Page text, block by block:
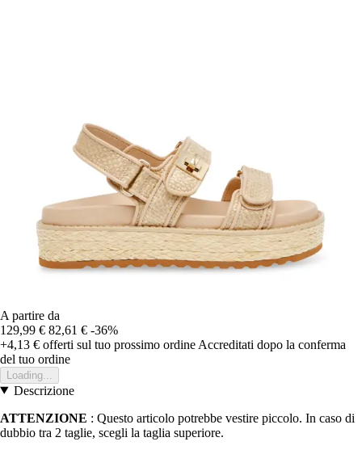
A partire da
129,99 € 82,61 € -36%
+4,13 € offerti sul tuo prossimo ordine Accreditati dopo la conferma
del tuo ordine
Loading...
Descrizione
ATTENZIONE : Questo articolo potrebbe vestire piccolo. In caso di
dubbio tra 2 taglie, scegli la taglia superiore.